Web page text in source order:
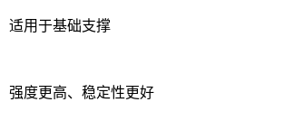
适用于基础支撑
强度更高、稳定性更好